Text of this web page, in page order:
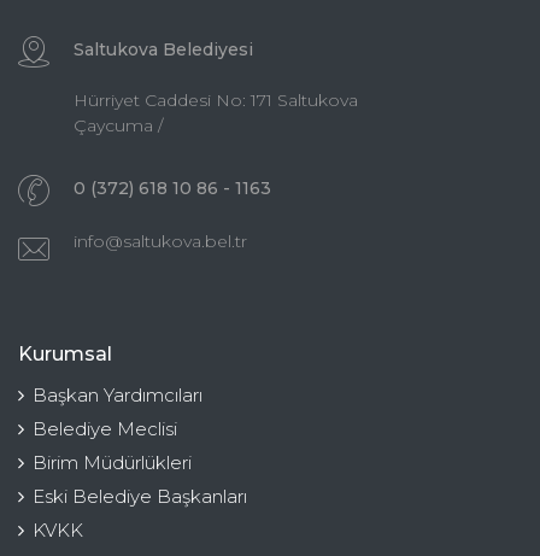
Saltukova Belediyesi
Hürriyet Caddesi No: 171 Saltukova
Çaycuma /
0 (372) 618 10 86 - 1163
info@saltukova.bel.tr
Kurumsal
Başkan Yardımcıları
Belediye Meclisi
Birim Müdürlükleri
Eski Belediye Başkanları
KVKK